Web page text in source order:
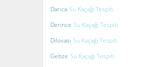
Darıca Su Kaçağı Tespiti
Derince Su Kaçağı Tespiti
Dilovası Su Kaçağı Tespiti
Gebze Su Kaçağı Tespiti